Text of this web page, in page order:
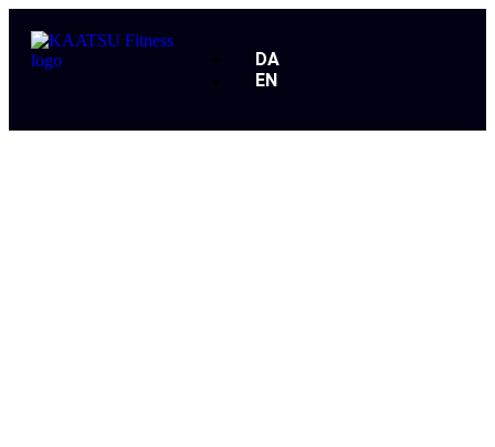
DA
EN